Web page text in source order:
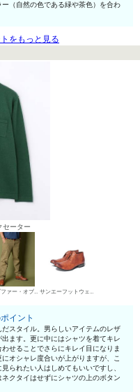
（自然の色である緑や茶色）を合わ
をもっと見る
セーター
ザ・ダファー・オブ・セントジョージ チノパン・綿パン サンエーフットウェア 短靴・レザーシューズ
イント
スタイル。男らしいアイテムのレザ
ます。更に中にはシャツを着てキレ
せることでさらにキレイ目になりま
オシャレ度合いが上がりますが、こ
られたい人はしめてもいいですし、
クタイはせずにシャツの上のボタン